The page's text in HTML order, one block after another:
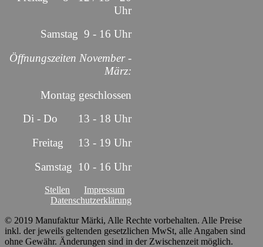
Uhr
Samstag 9 - 16 Uhr
Öffnungszeiten November -
März:
Montag geschlossen
Di - Do 13 - 18 Uhr
Freitag 13 - 19 Uhr
Samstag 10 - 16 Uhr
Stellen
Impressum
Datenschutzerklärung
© 2019 Manufaktur Märki, Alle Rechte vorbehalten. Alle Preise
inkl. der jeweils geltenden gesetzlichen MwSt, alle Angaben sind
ohne Gewähr. Änderungen sind in der Zwischenzeit möglich.